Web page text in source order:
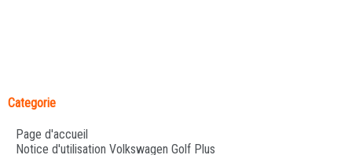
Categorie
Page d'accueil
Notice d'utilisation Volkswagen Golf Plus